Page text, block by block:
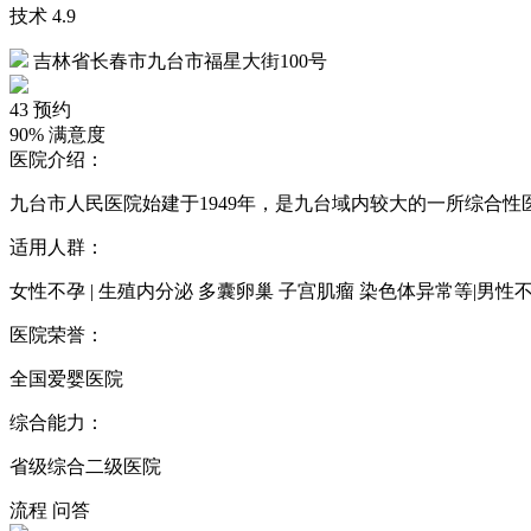
技术 4.9
吉林省长春市九台市福星大街100号
43 预约
90% 满意度
医院介绍：
九台市人民医院始建于1949年，是九台域内较大的一所综合性
适用人群：
女性不孕 | 生殖内分泌 多囊卵巢 子宫肌瘤 染色体异常等|男性
医院荣誉：
全国爱婴医院
综合能力：
省级综合二级医院
流程 问答